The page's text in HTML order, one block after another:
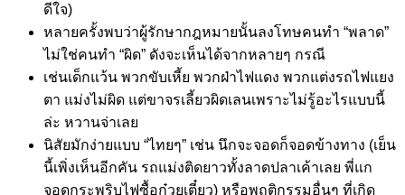
ดีใจ)
หลายครั้งพบว่าผู้รักษากฎหมายนั้นลงโทษคนทำ “พลาด”
ไม่ใช่คนทำ “ผิด” ดังจะเห็นได้จากหลายๆ กรณี
เช่นเด็กแว้น พวกขับเหี้ย พวกฝ่าไฟแดง พวกแต่งรถไฟแยง
ตา แม่งไม่ผิด แต่ขาจรเลี้ยวผิดเลนเพราะไม่รู้อะไรแบบนี้
ล่ะ หวานจ่าเลย
นิสัยมักง่ายแบบ “ไทยๆ” เช่น นึกจะจอดก็จอดข้างทาง (เย็น
นี้เพิ่งเห็นอีกคัน รถแม่งติดยาวทั้งลาดปลาเค้าเลย พี่แก
จอดกระพริบไฟซื้อก๋วยเตี๋ยว) หรือพฤติกรรมอื่นๆ ที่เกิด